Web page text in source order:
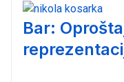
Bar: